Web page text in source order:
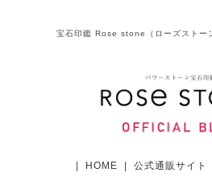
宝石印鑑 Rose stone（ローズストー
HOME 公式通販サイト